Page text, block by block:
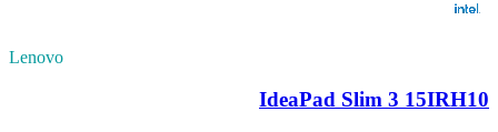
Lenovo
IdeaPad Slim 3 15IRH10